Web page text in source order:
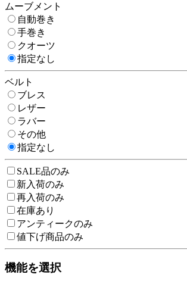
ムーブメント
自動巻き
手巻き
クオーツ
指定なし
ベルト
ブレス
レザー
ラバー
その他
指定なし
SALE品のみ
新入荷のみ
再入荷のみ
在庫あり
アンティークのみ
値下げ商品のみ
機能を選択